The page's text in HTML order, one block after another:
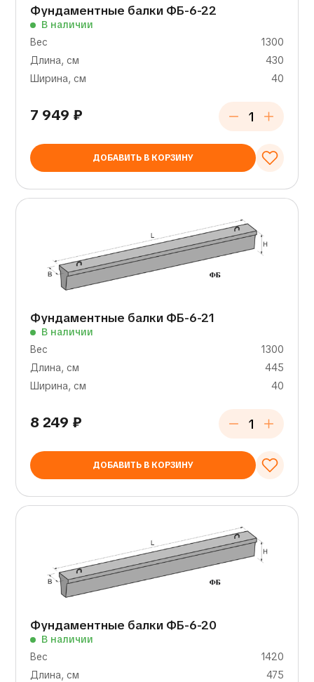
Фундаментные балки ФБ-6-22
В наличии
Вес
1300
Длина, см
430
Ширина, см
40
7 949 ₽
ДОБАВИТЬ В КОРЗИНУ
Фундаментные балки ФБ-6-21
В наличии
Вес
1300
Длина, см
445
Ширина, см
40
8 249 ₽
ДОБАВИТЬ В КОРЗИНУ
Фундаментные балки ФБ-6-20
В наличии
Вес
1420
Длина, см
475